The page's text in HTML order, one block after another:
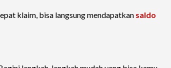
klaim, bisa langsung mendapatkan saldo